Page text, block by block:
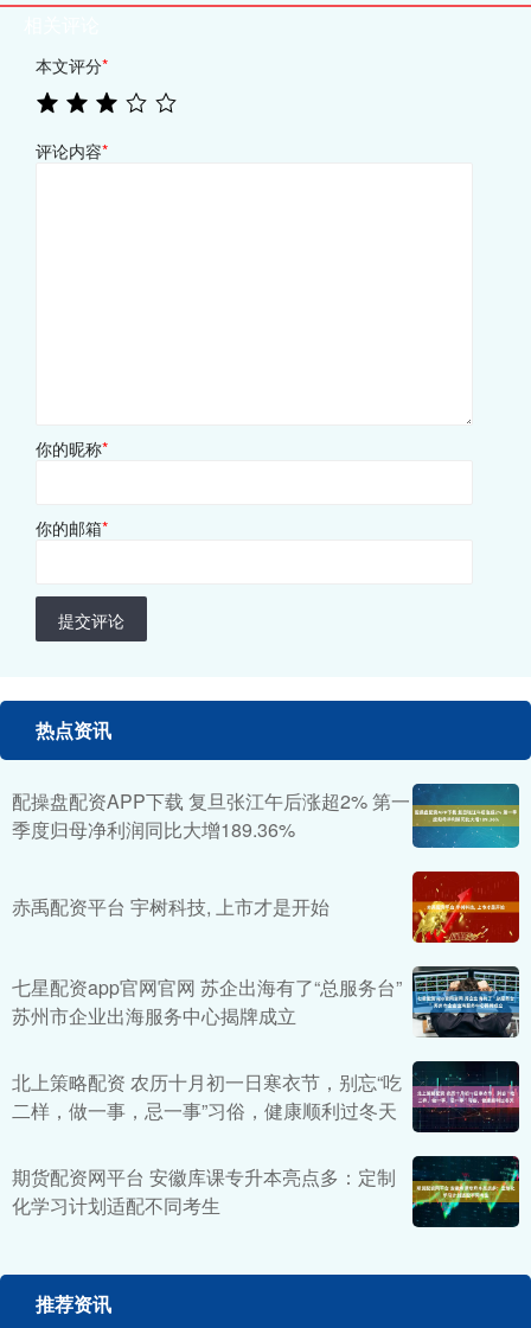
本文评分*
评论内容*
你的昵称*
你的邮箱*
提交评论
热点资讯
配操盘配资APP下载 复旦张江午后涨超2% 第一
季度归母净利润同比大增189.36%
赤禹配资平台 宇树科技, 上市才是开始
七星配资app官网官网 苏企出海有了“总服务台”
苏州市企业出海服务中心揭牌成立
北上策略配资 农历十月初一日寒衣节，别忘“吃
二样，做一事，忌一事”习俗，健康顺利过冬天
期货配资网平台 安徽库课专升本亮点多：定制
化学习计划适配不同考生
推荐资讯